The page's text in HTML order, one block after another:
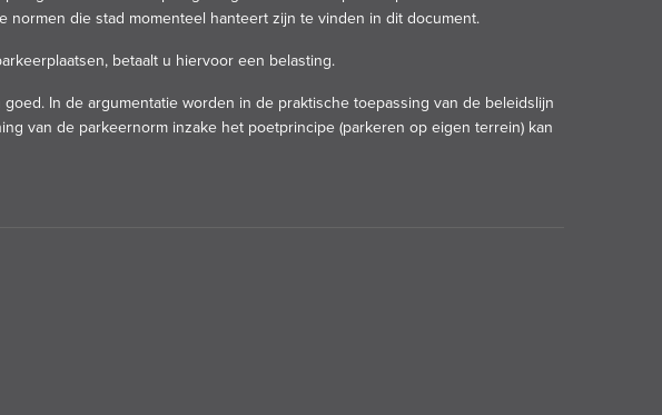
die stad momenteel hanteert zijn te vinden in dit document.
betaalt u hiervoor een belasting.
goed. In de argumentatie worden in de praktische toepassing van de beleidslijn
van de parkeernorm inzake het poetprincipe (parkeren op eigen terrein) kan